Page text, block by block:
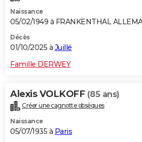
Destinations
City break
Voyage nature
Voyage de noces
Forum
Climat
+PHOTO
GUIDES D'ACHAT
Carte de Noël
Carte Bonne année
Carte Saint-Valentin
Carte Pâques
Carte d'anniversaire
DICTIONNAIRE
Dictionnaire
Biographies
Citations
Expressions
Proverbes
PROGRAMME TV
Naissance
05/02/1949 à FRANKENTHAL
Décès
01/10/2025 à Juillé
Famille DERWEY
Alexis VOLKOFF (85 ans)
Créer une cagnotte obsèques
Naissance
05/07/1935 à Paris